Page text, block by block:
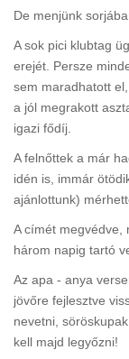
De menjünk
A sok pici klubtag
erejét. Persze
sem maradhatott
a jól megrakott
igazi fődíj.
A felnőttek a már
idén is, immár
ajánlottunk)
A címét megvédve,
három napig tartó
Az apa - anya
jövőre fejlesztve
nevetni,
kell majd legyőzni!